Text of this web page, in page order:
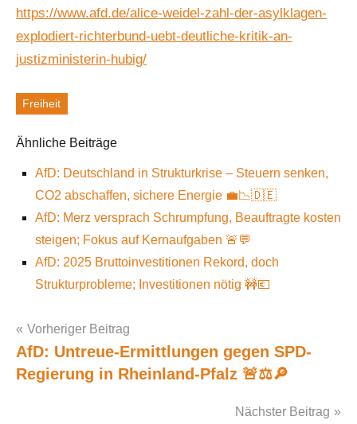
https://www.afd.de/alice-weidel-zahl-der-asylklagen-
explodiert-richterbund-uebt-deutliche-kritik-an-
justizministerin-hubig/
Schlagworte
Freiheit
Ähnliche Beiträge
AfD: Deutschland in Strukturkrise – Steuern senken,
CO2 abschaffen, sichere Energie 💼📉🇩🇪
AfD: Merz versprach Schrumpfung, Beauftragte kosten
steigen; Fokus auf Kernaufgaben 🚨💬
AfD: 2025 Bruttoinvestitionen Rekord, doch
Strukturprobleme; Investitionen nötig 🚧💶
Post
navigation
Vorheriger Beitrag
AfD: Untreue-Ermittlungen gegen SPD-
Regierung in Rheinland-Pfalz 🚨⚖️🔎
Nächster Beitrag